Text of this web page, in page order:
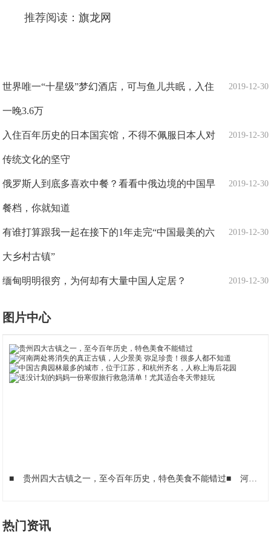
推荐阅读：旗龙网
2019-12-30
世界唯一“十星级”梦幻酒店，可与鱼儿共眠，入住
一晚3.6万
2019-12-30
入住百年历史的日本国宾馆，不得不佩服日本人对
传统文化的坚守
2019-12-30
俄罗斯人到底多喜欢中餐？看看中俄边境的中国早
餐档，你就知道
2019-12-30
有谁打算跟我一起在接下的1年走完“中国最美的六
大乡村古镇”
2019-12-30
缅甸明明很穷，为何却有大量中国人定居？
图片中心
■ 贵州四大古镇之一，至今百年历史，特色美食不能错过■ 河南两处将消失的真正古镇，人少景美 弥足珍贵！很多人都不知道
热门资讯